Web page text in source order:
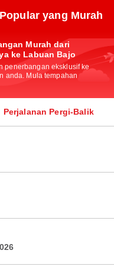
yang Murah
Murah dari
ke Labuan Bajo
penerbangan eksklusif ke
anda. Mula tempahan
Perjalanan Pergi-Balik